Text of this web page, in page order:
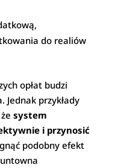
do realiów
opłat budzi
Jednak przykłady
żesystem
i przynosić
podobny efekt